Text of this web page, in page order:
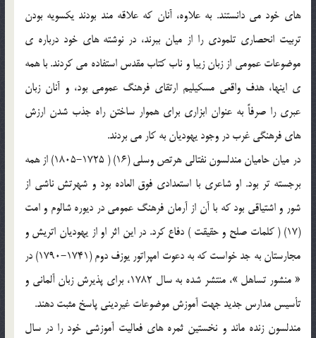
هاي خود مي دانستند. به علاوه، آنان كه علاقه مند بودند يكسويه بودن
تربيت انحصاري تلمودي را از ميان ببرند، در نوشته هاي خود درباره ي
موضوعات عمومي از زبان زيبا و ناب كتاب مقدس استفاده مي كردند. با همه
ي اينها، هدف واقعي مسكيليم ارتقاي فرهنگ عمومي بود، و آنان زبان
عبري را صرفاً به عنوان ابزاري براي هموار ساختن راه جذب شدن ارزش
هاي فرهنگي غرب در وجود يهوديان به كار مي بردند.
در ميان حاميان مندلسون نفتالي هرتص وسلي (16) ( 1725-1805) از همه
برجسته تر بود. او شاعري با استعدادي فوق العاده بود و شهرتش ناشي از
شور و اشتياقي بود كه با آن از آرمان فرهنگ عمومي در ديوره شالوم و امت
(17) ( كلمات صلح و حقيقت ) دفاع كرد. در اين اثر او از يهوديان اتريش و
مجارستان به جد خواست كه به دعوت امپراتور يوزف دوم (1741-1790) در
« منشور تساهل »، منتشر شده به سال 1782، ‌براي پذيرش زبان آلماني و
تأسيس مدارس جديد جهت آموزش موضوعات غيرديني پاسخ مثبت دهند.
مندلسون زنده ماند و نخستين ثمره هاي فعاليت آموزشي خود را در سال